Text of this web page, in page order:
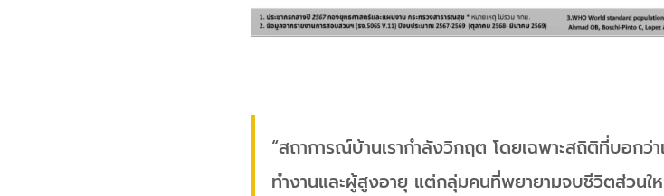
“สถาการณ์บ้านเรากำลังวิกฤต โดยเฉพาะสถิติที่บอก
ทำงานและผู้สูงอายุ แต่กลุ่มคนที่พยายามจบชีวิตส่วน